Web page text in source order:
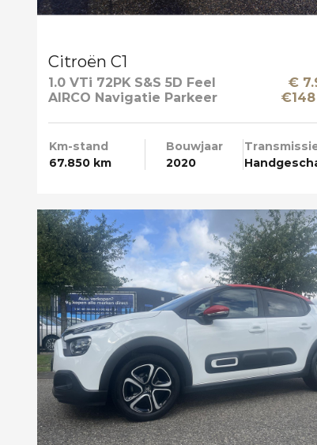
Citroën C1
1.0 VTi 72PK S&S 5D Feel
AIRCO Navigatie Parkeer
€
Km-stand
67.850 km
Bouwjaar
2020